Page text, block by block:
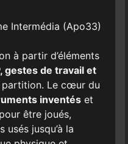
Intermédia (Apo33)
à partir d’éléments
gestes de travail et
Le cœur du
inventéset
être joués,
jusqu’à la